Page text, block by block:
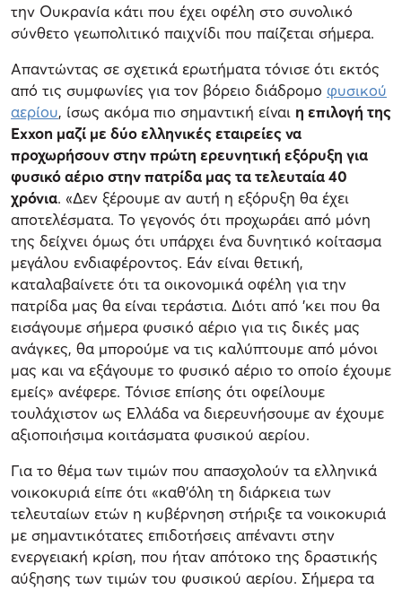
την Ουκρανία κάτι που έχει οφέλη στο συνολικό
σύνθετο γεωπολιτικό παιχνίδι που παίζεται σήμερα.
Απαντώντας σε σχετικά ερωτήματα τόνισε ότι εκτός
από τις συμφωνίες για τον βόρειο διάδρομο φυσικού
αερίου, ίσως ακόμα πιο σημαντική είναι η επιλογή της
Exxon μαζί με δύο ελληνικές εταιρείες να
προχωρήσουν στην πρώτη ερευνητική εξόρυξη για
φυσικό αέριο στην πατρίδα μας τα τελευταία 40
χρόνια. «Δεν ξέρουμε αν αυτή η εξόρυξη θα έχει
αποτελέσματα. Το γεγονός ότι προχωράει από μόνη
της δείχνει όμως ότι υπάρχει ένα δυνητικό κοίτασμα
μεγάλου ενδιαφέροντος. Εάν είναι θετική,
καταλαβαίνετε ότι τα οικονομικά οφέλη για την
πατρίδα μας θα είναι τεράστια. Διότι από 'κει που θα
εισάγουμε σήμερα φυσικό αέριο για τις δικές μας
ανάγκες, θα μπορούμε να τις καλύπτουμε από μόνοι
μας και να εξάγουμε το φυσικό αέριο το οποίο έχουμε
εμείς» ανέφερε. Τόνισε επίσης ότι οφείλουμε
τουλάχιστον ως Ελλάδα να διερευνήσουμε αν έχουμε
αξιοποιήσιμα κοιτάσματα φυσικού αερίου.
Για το θέμα των τιμών που απασχολούν τα ελληνικά
νοικοκυριά είπε ότι «καθ'όλη τη διάρκεια των
τελευταίων ετών η κυβέρνηση στήριξε τα νοικοκυριά
με σημαντικότατες επιδοτήσεις απέναντι στην
ενεργειακή κρίση, που ήταν απότοκο της δραστικής
αύξησης των τιμών του φυσικού αερίου. Σήμερα τα